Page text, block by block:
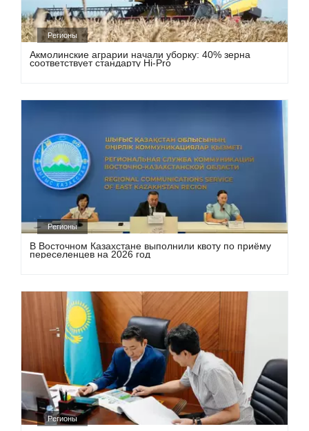
Регионы
Акмолинские аграрии начали уборку: 40% зерна
соответствует стандарту Hi-Pro
Регионы
В Восточном Казахстане выполнили квоту по приёму
переселенцев на 2026 год
Регионы